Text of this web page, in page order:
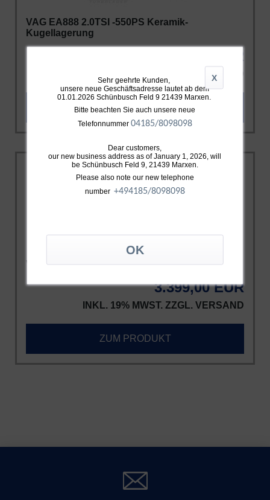
VAG EA888 2.0TSI -550PS Keramik-
Kugellagerung
ab 1.799,00 EUR
VERSAND
ZUM PRODUKT
VAG EA888 2.0TSI GTX3076 Gen.2 -650PS
3.399,00 EUR
INKL. 19% MWST. ZZGL. VERSAND
ZUM PRODUKT
X
Sehr geehrte Kunden,
unsere neue Geschäftsadresse lautet ab dem
01.01.2026 Schünbusch Feld 9 21439 Marxen.
Bitte beachten Sie auch unsere neue
Telefonnummer 04185/8098098
Dear customers,
our new business address as of January 1, 2026, will
be Schünbusch Feld 9, 21439 Marxen.
Please also note our new telephone
number +494185/8098098